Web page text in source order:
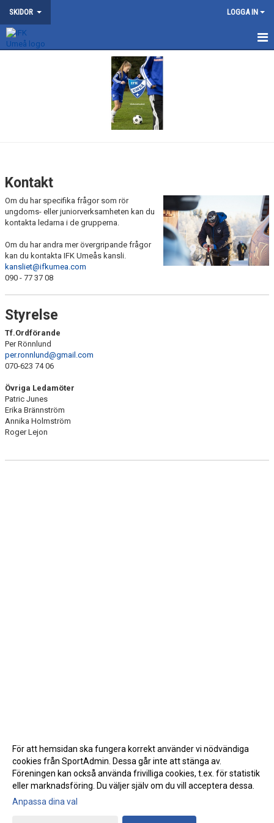
SKIDOR LOGGA IN
VILDMANNALOPPET
ATT BLI MEDLEM
DOKUMENT
ERSMARKSBERGET
FAQ
TEKNIKTRÄNING FÖR MOTIONÄRER
Kontakt
Om du har specifika frågor som rör
ungdoms- eller juniorverksamheten kan du
kontakta ledarna i de grupperna.
Om du har andra mer övergripande frågor
kan du kontakta IFK Umeås kansli.
kansliet@ifkumea.com
090 - 77 37 08
Styrelse
Tf.Ordförande
Per Rönnlund
per.ronnlund@gmail.com
070-623 74 06
Övriga Ledamöter
Patric Junes
Erika Brännström
Annika Holmström
Roger Lejon
Gå till Webbversion
För att hemsidan ska fungera korrekt använder vi nödvändiga
cookies från SportAdmin. Dessa går inte att stänga av.
Föreningen kan också använda frivilliga cookies, t.ex. för statistik
eller marknadsföring. Du väljer själv om du vill acceptera dessa.
Anpassa dina val